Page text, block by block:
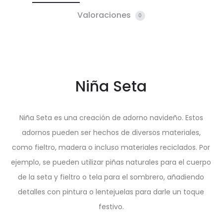
Valoraciones 0
Niña Seta
Niña Seta es una creación de adorno navideño. Estos
adornos pueden ser hechos de diversos materiales,
como fieltro, madera o incluso materiales reciclados. Por
ejemplo, se pueden utilizar piñas naturales para el cuerpo
de la seta y fieltro o tela para el sombrero, añadiendo
detalles con pintura o lentejuelas para darle un toque
festivo.